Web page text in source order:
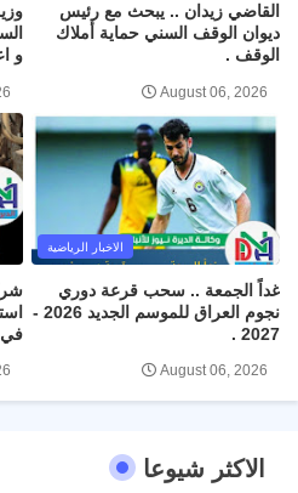
القاضي زيدان .. يبحث مع رئيس
ديوان الوقف السني حماية أملاك
الوقف .
August 06, 2026
و
الاخبار الرياضية
غداً الجمعة .. سحب قرعة دوري
نجوم العراق للموسم الجديد 2026 -
2027 .
August 06, 2026
في
الاكثر شيوعا